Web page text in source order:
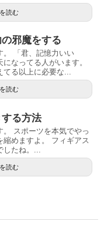
読む
邪魔をする
。 「君、記憶力いい
なってる人がいます。
てる以上に必要な...
読む
る方法
。 スポーツを本気でやっ
縮めますよ。 フィギアス
したね。...
読む